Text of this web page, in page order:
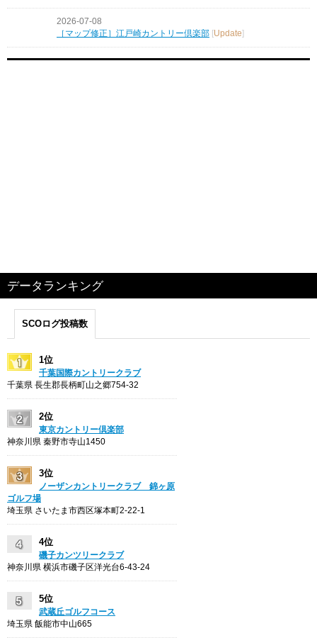
2026-07-08
［マップ修正］江戸崎カントリー倶楽部 Update
データランキング
SCOログ投稿数
1位
千葉国際カントリークラブ
千葉県 長生郡長柄町山之郷754-32
2位
東京カントリー倶楽部
神奈川県 秦野市寺山1450
3位
ノーザンカントリークラブ 錦ヶ原
ゴルフ場
埼玉県 さいたま市西区塚本町2-22-1
4位
磯子カンツリークラブ
神奈川県 横浜市磯子区洋光台6-43-24
5位
武蔵丘ゴルフコース
埼玉県 飯能市中山665